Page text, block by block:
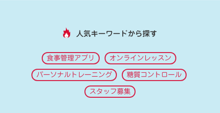
人気キーワードから探す
食事管理アプリ オンラインレッスン
パーソナルトレーニング 糖質コントロール
スタッフ募集